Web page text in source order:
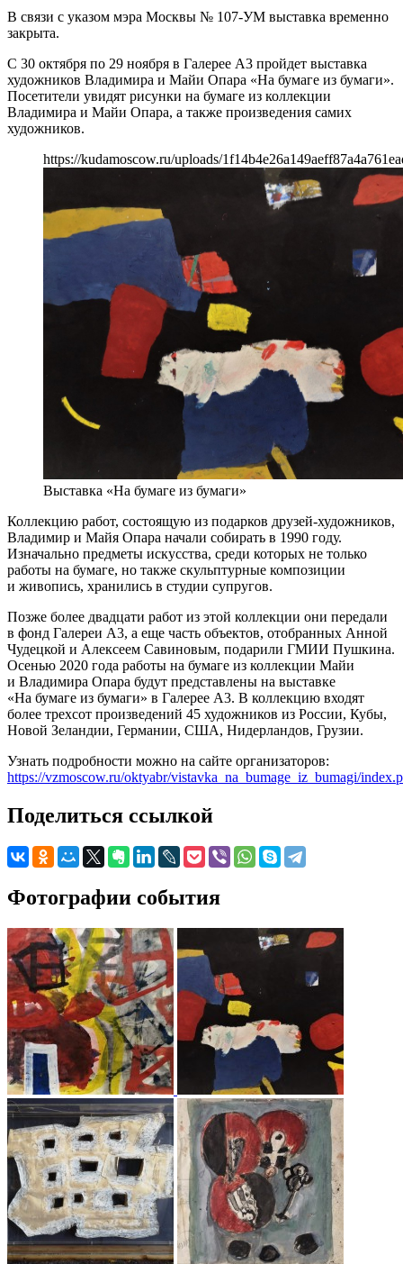
В связи с указом мэра Москвы № 107-УМ выставка временно
закрыта.
С 30 октября по 29 ноября в Галерее А3 пройдет выставка
художников Владимира и Майи Опара «На бумаге из бумаги».
Посетители увидят рисунки на бумаге из коллекции
Владимира и Майи Опара, а также произведения самих
художников.
https://kudamoscow.ru/uploads/
Выставка «На бумаге из бумаги»
Коллекцию работ, состоящую из подарков друзей-художников,
Владимир и Майя Опара начали собирать в 1990 году.
Изначально предметы искусства, среди которых не только
работы на бумаге, но также скульптурные композиции
и живопись, хранились в студии супругов.
Позже более двадцати работ из этой коллекции они передали
в фонд Галереи А3, а еще часть объектов, отобранных Анной
Чудецкой и Алексеем Савиновым, подарили ГМИИ Пушкина.
Осенью 2020 года работы на бумаге из коллекции Майи
и Владимира Опара будут представлены на выставке
«На бумаге из бумаги» в Галерее А3. В коллекцию входят
более трехсот произведений 45 художников из России, Кубы,
Новой Зеландии, Германии, США, Нидерландов, Грузии.
Узнать подробности можно на сайте организаторов:
https://vzmoscow.ru/oktyabr/vistavka_na_bumage_iz_bumagi/
Поделиться ссылкой
Фотографии события